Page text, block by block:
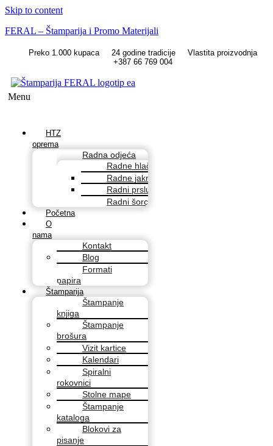
Skip to content
FERAL – Štamparija i Promo Materijali
Preko 1.000 kupaca 24 godine tradicije
Vlastita proizvodnja
+387 66 769 004
Menu
HTZ
oprema
Radna odjeća
Radne hlače
Radne jakne
Radni prsluci
Radni šorcevi
Početna
O
nama
Kontakt
Blog
Formati
papira
Štamparija
Štampanje
knjiga
Štampanje
brošura
Vizit kartice
Kalendari
Spiralni
rokovnici
Stolne mape
Štampanje
kataloga
Blokovi za
pisanje